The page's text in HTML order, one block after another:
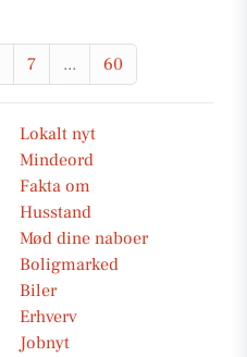
7 ... 60
Lokalt nyt
Mindeord
Fakta om
Husstand
Mød dine naboer
Boligmarked
Biler
Erhverv
Jobnyt